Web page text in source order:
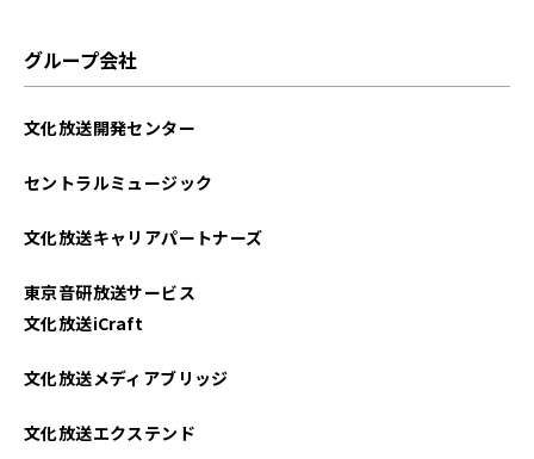
グループ会社
文化放送開発センター
セントラルミュージック
文化放送キャリアパートナーズ
東京音研放送サービス
文化放送iCraft
文化放送メディアブリッジ
文化放送エクステンド